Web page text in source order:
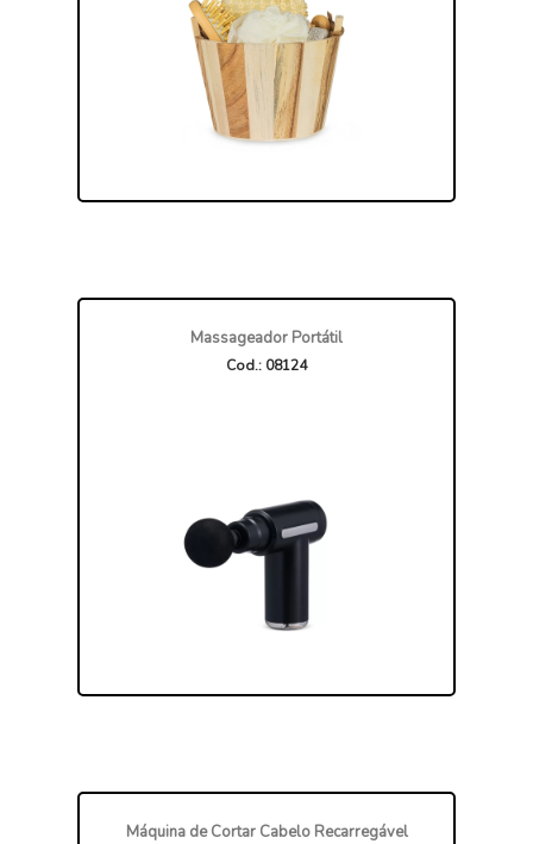
Massageador Portátil
Cod.: 08124
Máquina de Cortar Cabelo Recarregável